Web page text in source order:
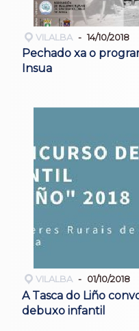
VILALBA 14/10/2018
Pechado xa o
Insua
VILALBA 01/10/2018
A Tasca do Liño
debuxo infantil